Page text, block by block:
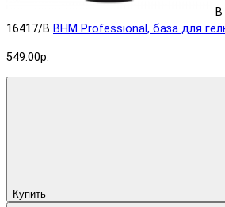
16417/B BHM Professional, база для
549.00р.
Купить